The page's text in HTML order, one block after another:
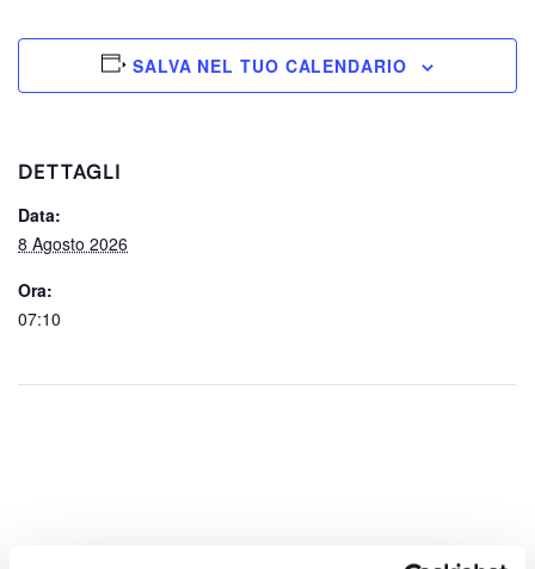
SALVA NEL TUO CALENDARIO
DETTAGLI
Data:
8 Agosto 2026
Ora:
07:10